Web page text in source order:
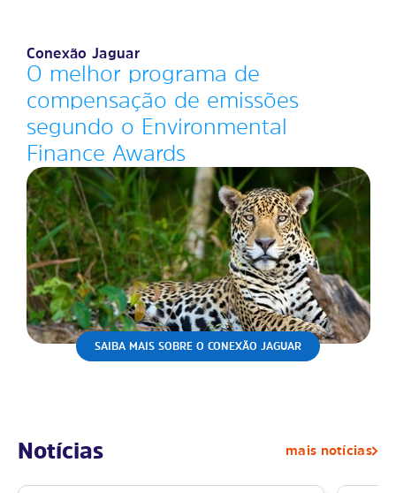
Conexão Jaguar
O melhor programa de
compensação de emissões
segundo o Environmental
Finance Awards
SAIBA MAIS SOBRE O CONEXÃO JAGUAR
Notícias mais notícias